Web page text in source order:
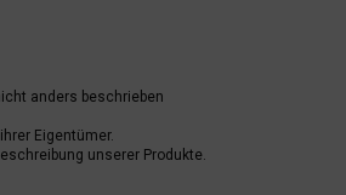
anders beschrieben
Eigentümer.
unserer Produkte.